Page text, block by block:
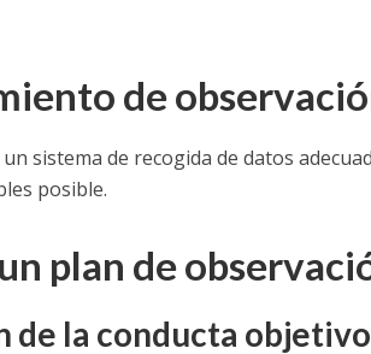
de
sistema de recogida de datos
posible.
plan de
de la conducta objetivo